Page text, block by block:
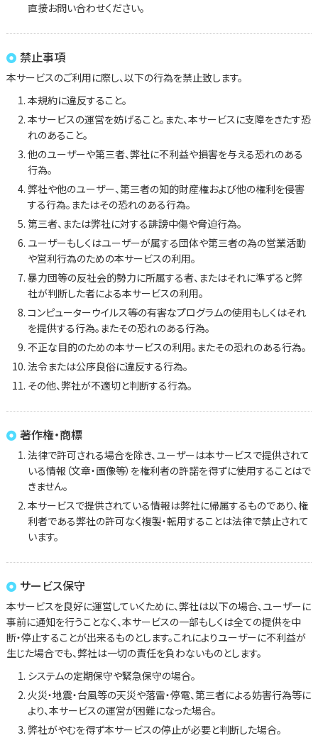
直接お問い合わせください。
禁止事項
本サービスのご利用に際し、以下の行為を禁止致します。
本規約に違反すること。
本サービスの運営を妨げること。また、本サービスに支障をきたす恐
れのあること。
他のユーザーや第三者、弊社に不利益や損害を与える恐れのある
行為。
弊社や他のユーザー、第三者の知的財産権および他の権利を侵害
する行為。またはその恐れのある行為。
第三者、または弊社に対する誹謗中傷や脅迫行為。
ユーザーもしくはユーザーが属する団体や第三者の為の営業活動
や営利行為のための本サービスの利用。
暴力団等の反社会的勢力に所属する者、またはそれに準ずると弊
社が判断した者による本サービスの利用。
コンピューターウイルス等の有害なプログラムの使用もしくはそれ
を提供する行為。またその恐れのある行為。
不正な目的のための本サービスの利用。またその恐れのある行為。
法令または公序良俗に違反する行為。
その他、弊社が不適切と判断する行為。
著作権・商標
法律で許可される場合を除き、ユーザーは本サービスで提供されて
いる情報（文章・画像等）を権利者の許諾を得ずに使用することはで
きません。
本サービスで提供されている情報は弊社に帰属するものであり、権
利者である弊社の許可なく複製・転用することは法律で禁止されて
います。
サービス保守
本サービスを良好に運営していくために、弊社は以下の場合、ユーザーに
事前に通知を行うことなく、本サービスの一部もしくは全ての提供を中
断・停止することが出来るものとします。これによりユーザーに不利益が
生じた場合でも、弊社は一切の責任を負わないものとします。
システムの定期保守や緊急保守の場合。
火災・地震・台風等の天災や落雷・停電、第三者による妨害行為等に
より、本サービスの運営が困難になった場合。
弊社がやむを得ず本サービスの停止が必要と判断した場合。